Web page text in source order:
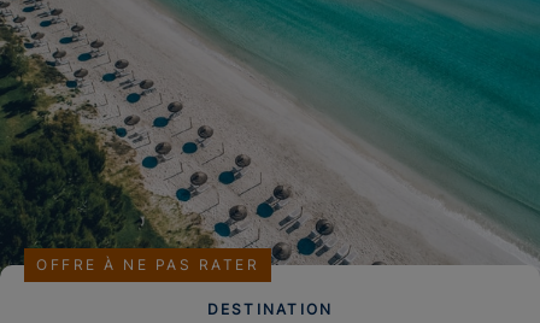
DESTINATION
OFFRE À NE PAS RATER